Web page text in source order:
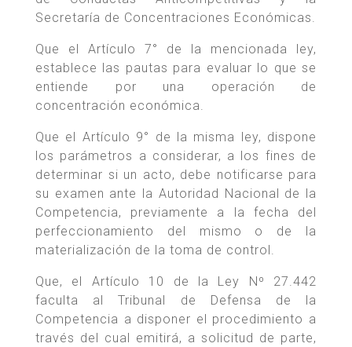
Secretaría de Concentraciones Económicas.
Que el Artículo 7° de la mencionada ley,
establece las pautas para evaluar lo que se
entiende por una operación de
concentración económica.
Que el Artículo 9° de la misma ley, dispone
los parámetros a considerar, a los fines de
determinar si un acto, debe notificarse para
su examen ante la Autoridad Nacional de la
Competencia, previamente a la fecha del
perfeccionamiento del mismo o de la
materialización de la toma de control.
Que, el Artículo 10 de la Ley Nº 27.442
faculta al Tribunal de Defensa de la
Competencia a disponer el procedimiento a
través del cual emitirá, a solicitud de parte,